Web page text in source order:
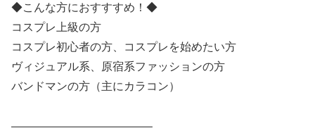
◆こんな方におすすすめ！◆
コスプレ上級の方
コスプレ初心者の方、コスプレを始めたい方
ヴィジュアル系、原宿系ファッションの方
バンドマンの方（主にカラコン）
————————————–